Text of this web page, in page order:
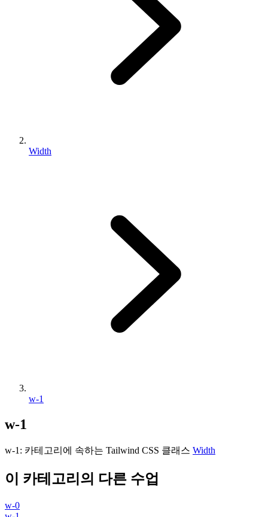
Width
w-1
w-1
w-1 : 카테고리에 속하는 Tailwind CSS 클래스 Width
이 카테고리의 다른 수업
w-0